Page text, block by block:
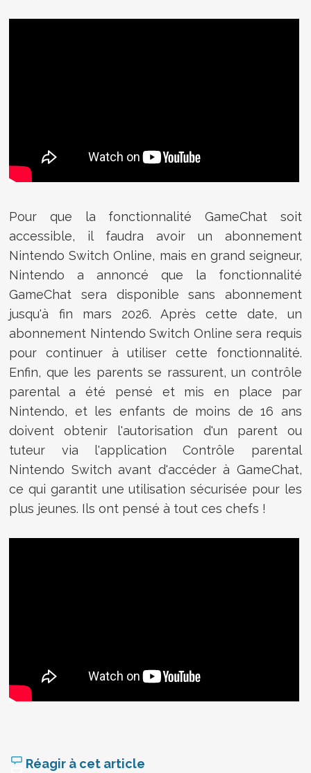
Pour que la fonctionnalité GameChat soit
accessible, il faudra avoir un abonnement
Nintendo Switch Online, mais en grand seigneur,
Nintendo a annoncé que la fonctionnalité
GameChat sera disponible sans abonnement
jusqu'à fin mars 2026. Après cette date, un
abonnement Nintendo Switch Online sera requis
pour continuer à utiliser cette fonctionnalité.
Enfin, que les parents se rassurent, un contrôle
parental a été pensé et mis en place par
Nintendo, et les enfants de moins de 16 ans
doivent obtenir l'autorisation d'un parent ou
tuteur via l'application Contrôle parental
Nintendo Switch avant d'accéder à GameChat,
ce qui garantit une utilisation sécurisée pour les
plus jeunes. Ils ont pensé à tout ces chefs !
Réagir à cet article